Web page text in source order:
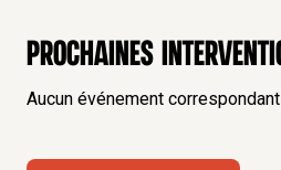
Prochaines
Aucun événement correspondant